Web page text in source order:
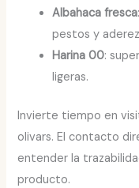
Albahaca fresca
pestos y
Harina 00:
ligeras.
Invierte tiempo en
olivars. El contacto
entender la
producto.